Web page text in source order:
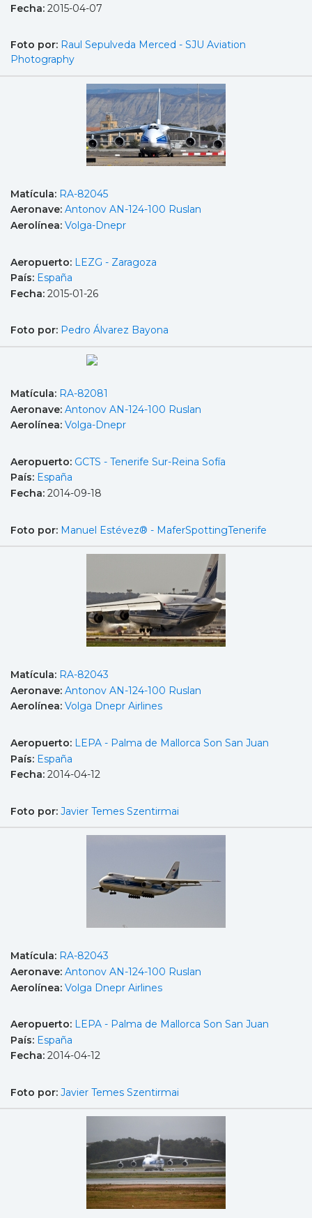
Fecha: 2015-04-07
Foto por: Raul Sepulveda Merced - SJU Aviation
Photography
Matícula: RA-82045
Aeronave: Antonov AN-124-100 Ruslan
Aerolínea: Volga-Dnepr
Aeropuerto: LEZG - Zaragoza
País: España
Fecha: 2015-01-26
Foto por: Pedro Álvarez Bayona
Matícula: RA-82081
Aeronave: Antonov AN-124-100 Ruslan
Aerolínea: Volga-Dnepr
Aeropuerto: GCTS - Tenerife Sur-Reina Sofía
País: España
Fecha: 2014-09-18
Foto por: Manuel Estévez® - MaferSpottingTenerife
Matícula: RA-82043
Aeronave: Antonov AN-124-100 Ruslan
Aerolínea: Volga Dnepr Airlines
Aeropuerto: LEPA - Palma de Mallorca Son San Juan
País: España
Fecha: 2014-04-12
Foto por: Javier Temes Szentirmai
Matícula: RA-82043
Aeronave: Antonov AN-124-100 Ruslan
Aerolínea: Volga Dnepr Airlines
Aeropuerto: LEPA - Palma de Mallorca Son San Juan
País: España
Fecha: 2014-04-12
Foto por: Javier Temes Szentirmai